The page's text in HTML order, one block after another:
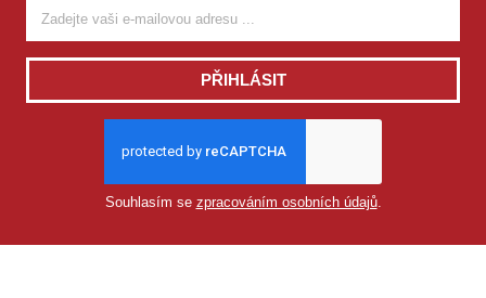
PŘIHLÁSIT
Souhlasím se zpracováním osobních údajů.